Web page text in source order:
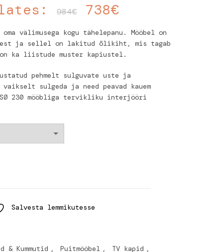
984€ 738€
välimusega kogu tähelepanu. Mööbel on
ja sellel on lakitud õlikiht, mis tagab
ka liistude muster kapiustel.
pehmelt sulguvate uste ja
sulgeda ja need peavad kauem
230 mööbliga tervikliku interjööri
Salvesta lemmikutesse
Kummutid , Puitmööbel , TV kapid ,